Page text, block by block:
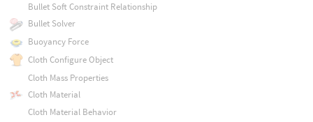
Bullet Soft Constraint Relationship
Bullet Solver
Buoyancy Force
Cloth Configure Object
Cloth Mass Properties
Cloth Material
Cloth Material Behavior